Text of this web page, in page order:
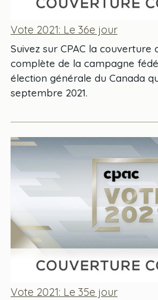
Vote 2021: Le 36e jour
Suivez sur CPAC la couverture
complète de la campagne
élection générale du Canada
septembre 2021.
Vote 2021: Le 35e jour